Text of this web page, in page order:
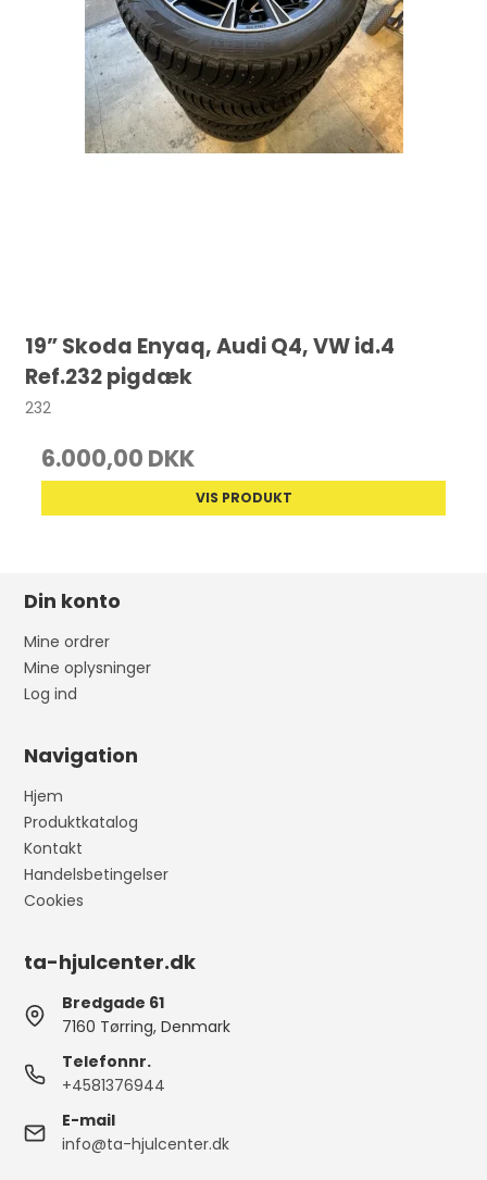
19” Skoda Enyaq, Audi Q4, VW id.4
Ref.232 pigdæk
232
6.000,00 DKK
VIS PRODUKT
Din konto
Mine ordrer
Mine oplysninger
Log ind
Navigation
Hjem
Produktkatalog
Kontakt
Handelsbetingelser
Cookies
ta-hjulcenter.dk
Bredgade 61
7160 Tørring, Denmark
Telefonnr.
+4581376944
E-mail
info@ta-hjulcenter.dk